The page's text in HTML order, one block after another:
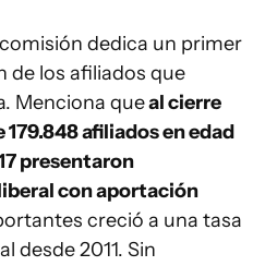
dedica un primer
de los afiliados que
Menciona queal cierre
afiliados en edad
presentaron
con aportación
creció a una tasa
desde 2011. Sin